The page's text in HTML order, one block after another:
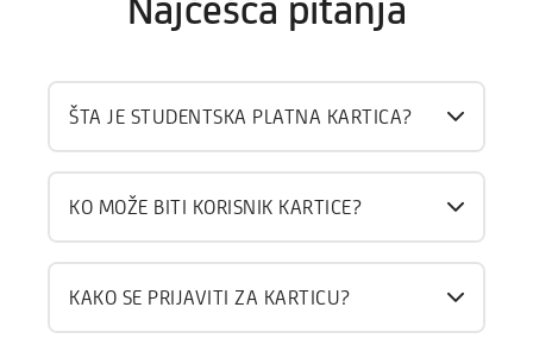
ŠTA JE STUDENTSKA PLATNA KARTICA?
KO MOŽE BITI KORISNIK KARTICE?
KAKO SE PRIJAVITI ZA KARTICU?